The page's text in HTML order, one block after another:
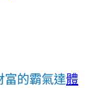
富的霸氣達體